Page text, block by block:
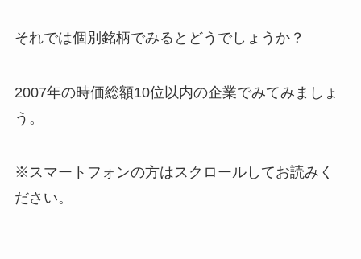
それでは個別銘柄でみるとどうでしょうか？
2007年の時価総額10位以内の企業でみてみましょ
う。
※スマートフォンの方はスクロールしてお読みく
ださい。